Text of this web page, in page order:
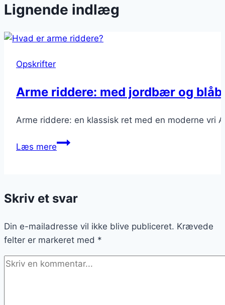
Lignende indlæg
Opskrifter
Arme riddere: med jordbær og
Arme riddere: en klassisk ret med en moderne
Læs mereArme
og
Skriv et svar
Din e-mailadresse vil ikke blive publiceret. Krævede
felter er markeret med *